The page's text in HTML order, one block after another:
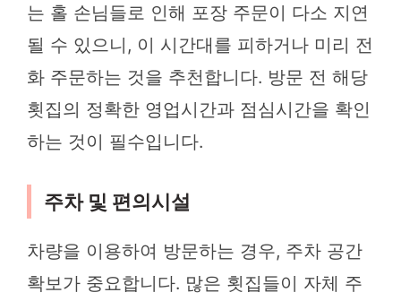
는 홀 손님들로 인해 포장 주문이 다소 지연
될 수 있으니, 이 시간대를 피하거나 미리 전
화 주문하는 것을 추천합니다. 방문 전 해당
횟집의 정확한 영업시간과 점심시간을 확인
하는 것이 필수입니다.
주차 및 편의시설
차량을 이용하여 방문하는 경우, 주차 공간
확보가 중요합니다. 많은 횟집들이 자체 주